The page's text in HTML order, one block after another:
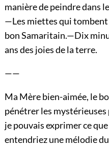
manière de peindre dans
—Les miettes qui
bon Samaritain.—Dix
ans des joies de la terre.
——
Ma Mère bien-aimée, le
pénétrer les
je pouvais exprimer ce
entendriez une mélodie